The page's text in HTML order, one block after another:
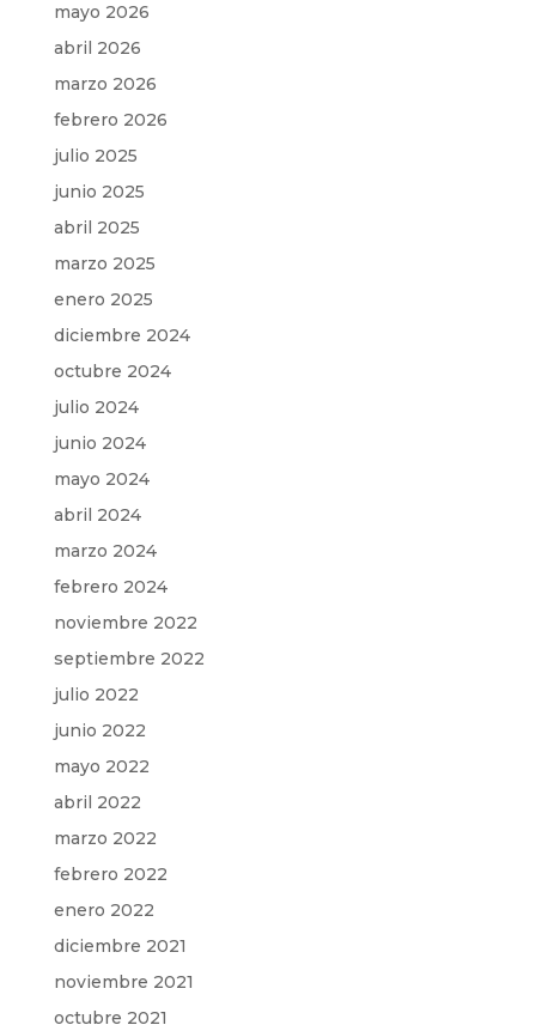
mayo 2026
abril 2026
marzo 2026
febrero 2026
julio 2025
junio 2025
abril 2025
marzo 2025
enero 2025
diciembre 2024
octubre 2024
julio 2024
junio 2024
mayo 2024
abril 2024
marzo 2024
febrero 2024
noviembre 2022
septiembre 2022
julio 2022
junio 2022
mayo 2022
abril 2022
marzo 2022
febrero 2022
enero 2022
diciembre 2021
noviembre 2021
octubre 2021